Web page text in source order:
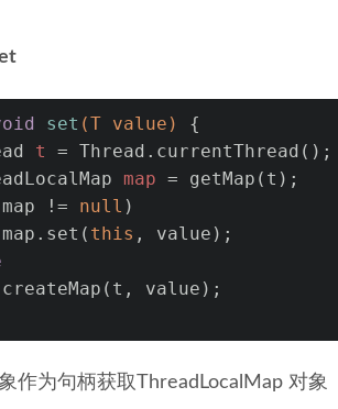
set (T value)
{
t = Thread.currentThread();
map = getMap(t);
!= null )
this , value);
value);
作为句柄获取ThreadLocalMap 对象